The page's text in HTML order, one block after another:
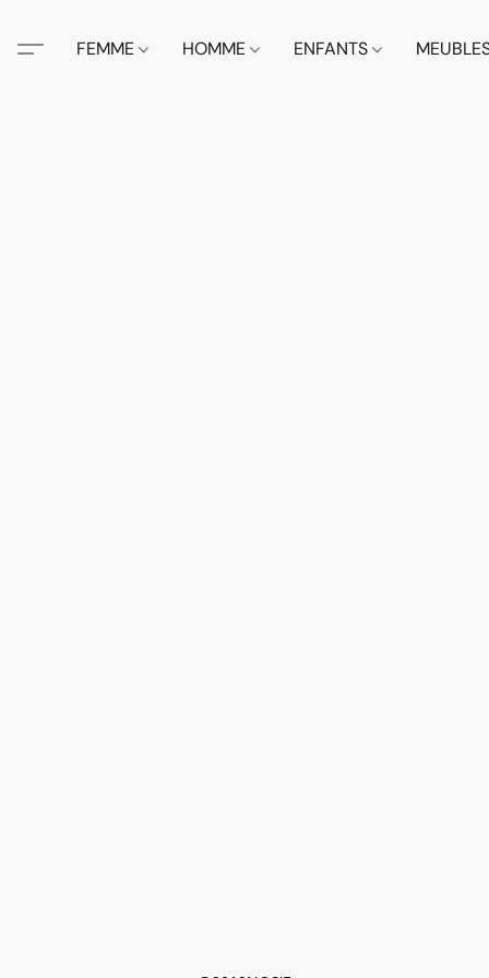
FEMME HOMME ENFANTS